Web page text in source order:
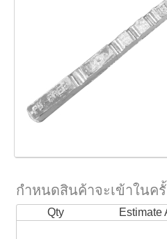
กำหนดสินค้าจะเข้าในค
Qty Estimate